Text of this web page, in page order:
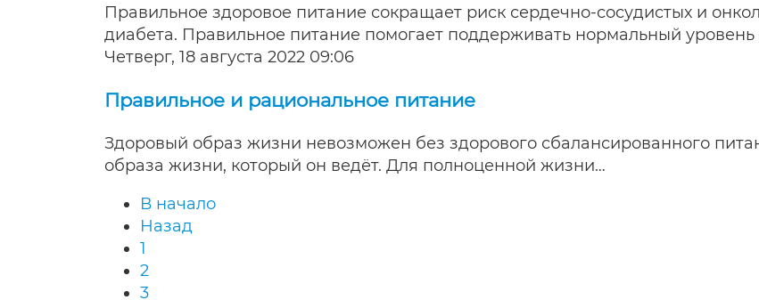
Правильное здоровое питание сокращает риск сердечно-сосудистых и
диабета. Правильное питание помогает поддерживать нормальный уровень
Четверг, 18 августа 2022 09:06
Правильное и рациональное питание
Здоровый образ жизни невозможен без здорового сбалансированного
образа жизни, который он ведёт. Для полноценной жизни…
В начало
Назад
1
2
3